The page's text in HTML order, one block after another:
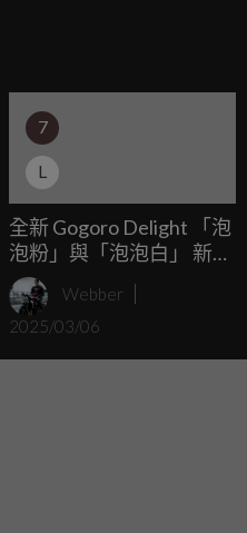
系，透過視覺、體感、科技
方面以AMG套件加持，整
進化；科技方面新增多光
境導航功能，將行車的舒
7
L
全新 Gogoro Delight 「泡
泡粉」與「泡泡白」 新色
上市！ 新色登場送首年免
費保養，再享免費升級三
大智慧功能，回饋最高折
約 $14,000 元！
Webber
2025/03/06